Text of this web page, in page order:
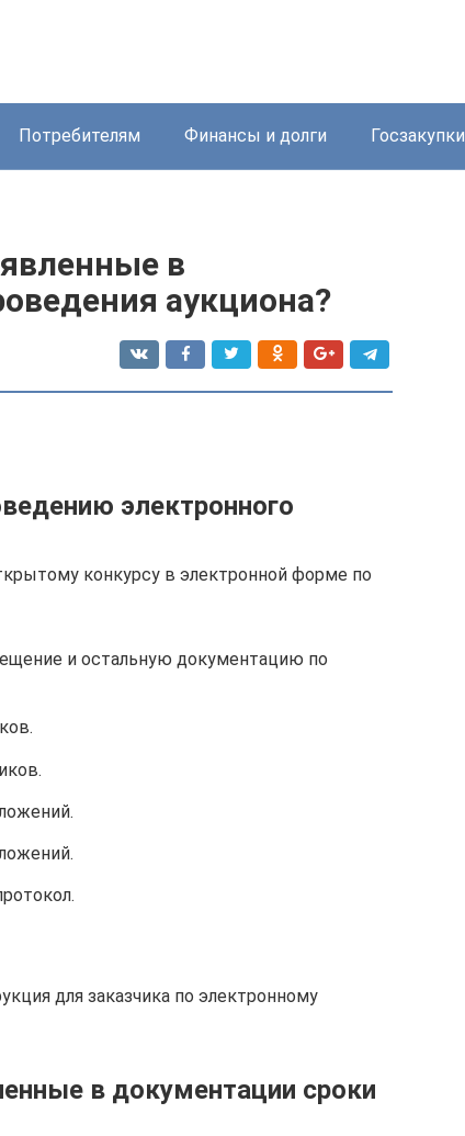
Потребителям Финансы и долги Госзакупки
в
аукциона?
электронного
конкурсу в электронной форме по
и остальную документацию по
для заказчика по электронному
в документации сроки